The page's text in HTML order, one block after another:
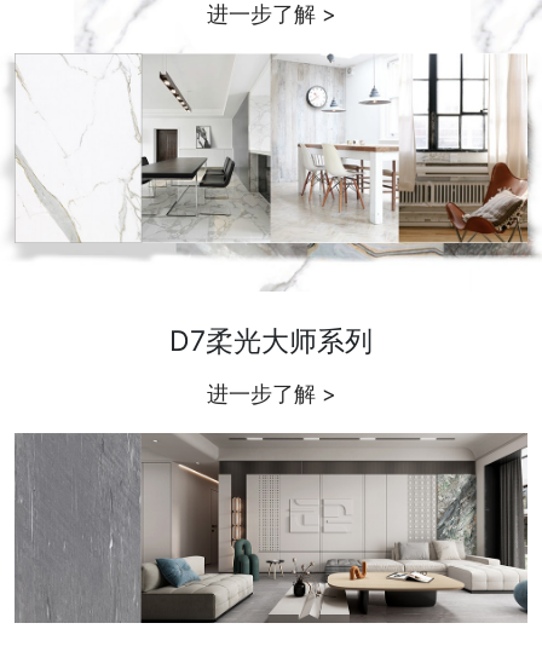
进一步了解 >
D7柔光大师系列
进一步了解 >